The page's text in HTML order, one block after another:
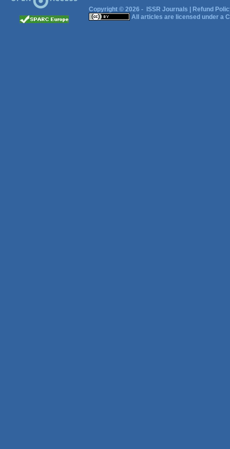
Copyright © 2026 - ISSR Journals
Refund
All articles are licensed under a